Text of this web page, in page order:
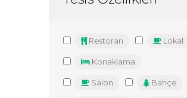
Restoran Lokal
Konaklama
Salon Bahçe